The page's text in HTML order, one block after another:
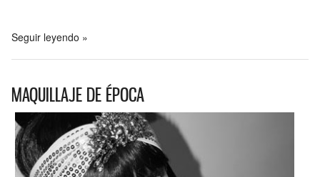
Seguir leyendo »
MAQUILLAJE DE ÉPOCA